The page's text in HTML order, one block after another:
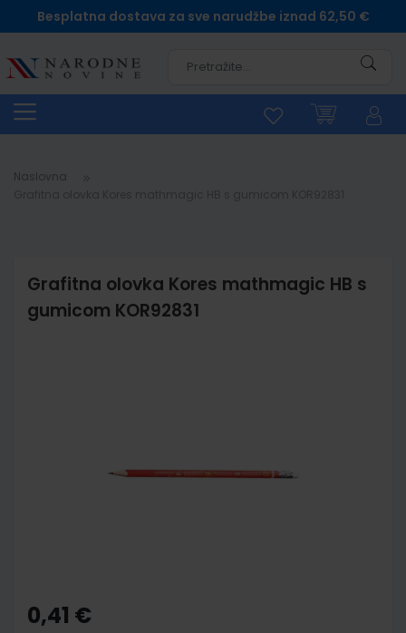
Besplatna dostava za sve narudžbe iznad 62,50 €
Naslovna
Grafitna olovka Kores mathmagic HB s
gumicom KOR92831
the
beginning
0,41 €